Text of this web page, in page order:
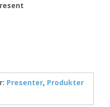
Presenter, Produkter